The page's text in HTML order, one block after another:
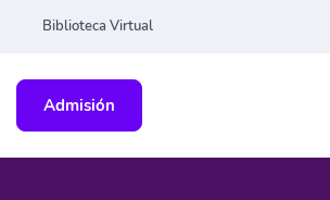
Biblioteca Virtual
Admisión